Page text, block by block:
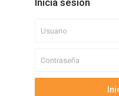
Inicia sesión